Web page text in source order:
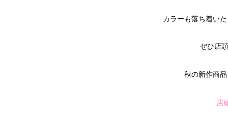
カラーも落ち着い
ぜひ店
秋の新作商
店